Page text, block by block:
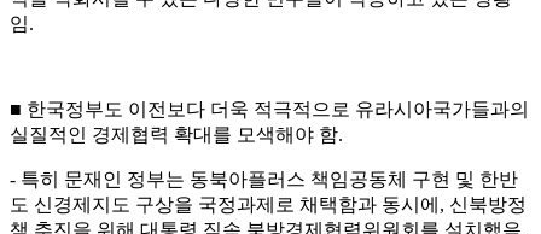
임.
■ 한국정부도 이전보다 더욱 적극적으로 유라시아국가들과의
실질적인 경제협력 확대를 모색해야 함.
- 특히 문재인 정부는 동북아플러스 책임공동체 구현 및 한반
도 신경제지도 구상을 국정과제로 채택함과 동시에, 신북방정
책 추진을 위해 대통령 직속 북방경제협력위원회를 설치했음.